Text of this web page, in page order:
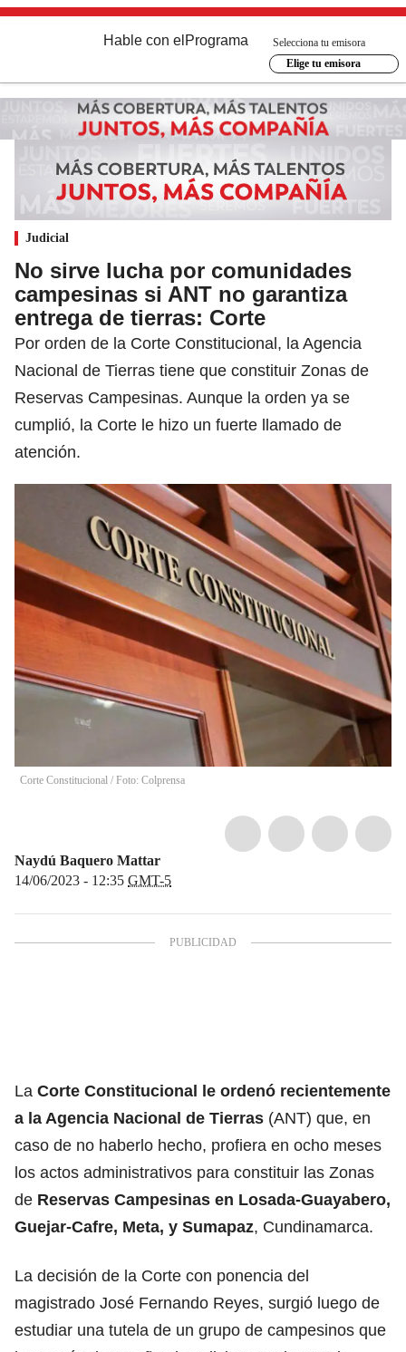
Hable con el Programa
Selecciona tu emisora
Elige tu emisora
Judicial
No sirve lucha por comunidades
campesinas si ANT no garantiza
entrega de tierras: Corte
Por orden de la Corte Constitucional, la Agencia
Nacional de Tierras tiene que constituir Zonas de
Reservas Campesinas. Aunque la orden ya se
cumplió, la Corte le hizo un fuerte llamado de
atención.
Corte Constitucional / Foto: Colprensa
Naydú Baquero Mattar
14/06/2023 - 12:35 GMT-5
La Corte Constitucional le ordenó recientemente
a la Agencia Nacional de Tierras (ANT) que, en
caso de no haberlo hecho, profiera en ocho meses
los actos administrativos para constituir las Zonas
de Reservas Campesinas en Losada-Guayabero,
Guejar-Cafre, Meta, y Sumapaz, Cundinamarca.
La decisión de la Corte con ponencia del
magistrado José Fernando Reyes, surgió luego de
estudiar una tutela de un grupo de campesinos que